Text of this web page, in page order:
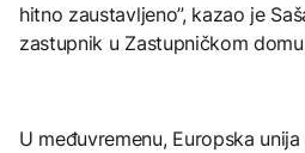
hitno zaustavljeno”, kazao je
zastupnik u Zastupničkom domu
U međuvremenu, Europska